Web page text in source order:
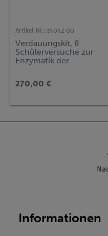
Artikel-Nr.:35052-00
Verdauungskit, 8
Schülerversuche zur
Enzymatik der
270,00 €
Informationen